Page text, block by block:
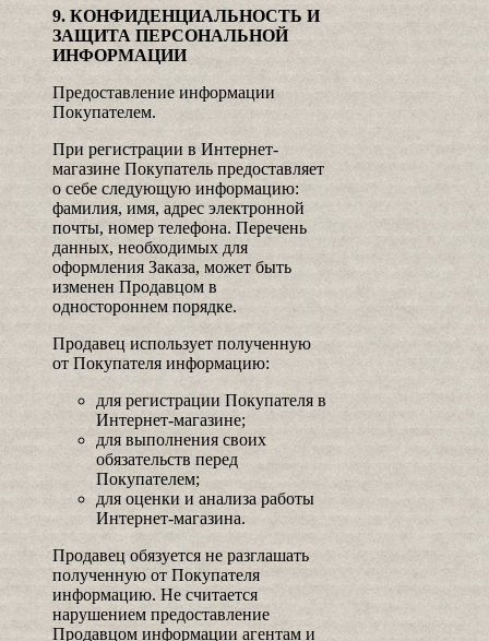
9. КОНФИДЕНЦИАЛЬНОСТЬ И
ЗАЩИТА ПЕРСОНАЛЬНОЙ
ИНФОРМАЦИИ
Предоставление информации
Покупателем.
При регистрации в Интернет-
магазине Покупатель предоставляет
о себе следующую информацию:
фамилия, имя, адрес электронной
почты, номер телефона. Перечень
данных, необходимых для
оформления Заказа, может быть
изменен Продавцом в
одностороннем порядке.
Продавец использует полученную
от Покупателя информацию:
для регистрации Покупателя в
Интернет-магазине;
для выполнения своих
обязательств перед
Покупателем;
для оценки и анализа работы
Интернет-магазина.
Продавец обязуется не разглашать
полученную от Покупателя
информацию. Не считается
нарушением предоставление
Продавцом информации агентам и